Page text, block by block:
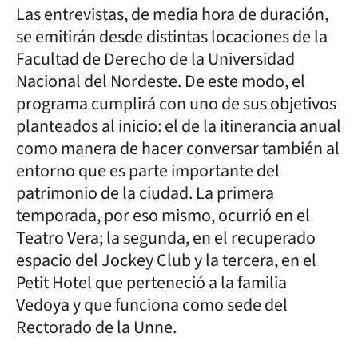
Las entrevistas, de media hora de duración,
se emitirán desde distintas locaciones de la
Facultad de Derecho de la Universidad
Nacional del Nordeste. De este modo, el
programa cumplirá con uno de sus objetivos
planteados al inicio: el de la itinerancia anual
como manera de hacer conversar también al
entorno que es parte importante del
patrimonio de la ciudad. La primera
temporada, por eso mismo, ocurrió en el
Teatro Vera; la segunda, en el recuperado
espacio del Jockey Club y la tercera, en el
Petit Hotel que perteneció a la familia
Vedoya y que funciona como sede del
Rectorado de la Unne.